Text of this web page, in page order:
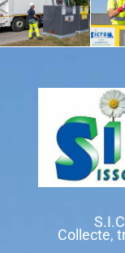
Collecte,